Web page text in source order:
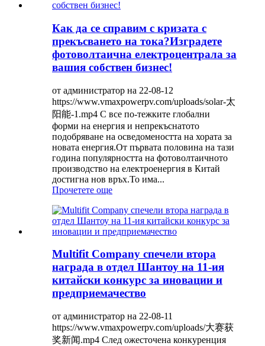
Как да се справим с кризата с
прекъсването на тока?Изградете
фотоволтаична електроцентрала за
вашия собствен бизнес!
от администратор на 22-08-12
https://www.vmaxpowerpv.com/uploads/solar-太
阳能-1.mp4 С все по-тежките глобални
форми на енергия и непрекъснатото
подобряване на осведомеността на хората за
новата енергия.От първата половина на тази
година популярността на фотоволтаичното
производство на електроенергия в Китай
достигна нов връх.То има...
Прочетете още
Multifit Company спечели втора
награда в отдел Шантоу на 11-ия
китайски конкурс за иновации и
предприемачество
от администратор на 22-08-11
https://www.vmaxpowerpv.com/uploads/大赛获
奖新闻.mp4 След ожесточена конкуренция